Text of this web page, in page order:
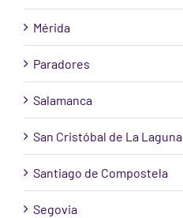
Mérida
Paradores
Salamanca
San Cristóbal de La Laguna
Santiago de Compostela
Segovia